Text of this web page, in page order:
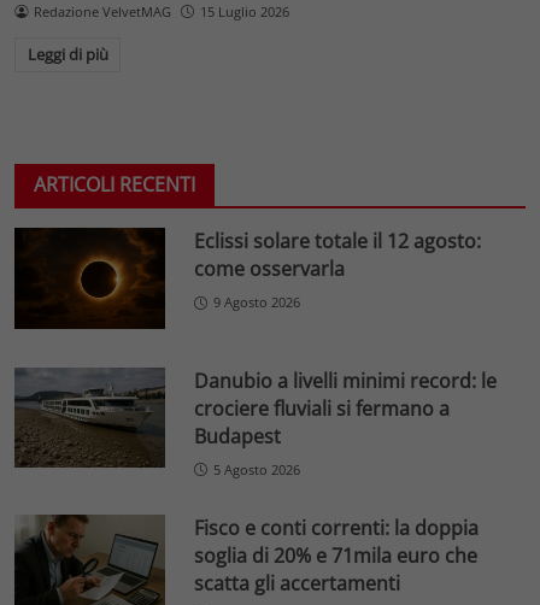
Redazione VelvetMAG 15 Luglio 2026
Leggi di più
ARTICOLI RECENTI
Eclissi solare totale il 12 agosto:
come osservarla
9 Agosto 2026
Danubio a livelli minimi record: le
crociere fluviali si fermano a
Budapest
5 Agosto 2026
Fisco e conti correnti: la doppia
soglia di 20% e 71mila euro che
scatta gli accertamenti